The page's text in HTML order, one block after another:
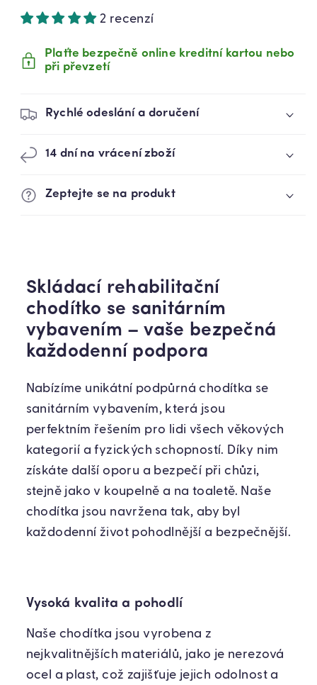
HYGIENICKÝM
(8440)
HYGIENICKÝM
(8440)
2 recenzí
Plaťte bezpečně online kreditní kartou nebo
při převzetí
Rychlé odeslání a doručení
14 dní na vrácení zboží
Zeptejte se na produkt
Skládací rehabilitační
chodítko se sanitárním
vybavením – vaše bezpečná
každodenní podpora
Nabízíme unikátní podpůrná chodítka se
sanitárním vybavením, která jsou
perfektním řešením pro lidi všech věkových
kategorií a fyzických schopností. Díky nim
získáte další oporu a bezpečí při chůzi,
stejně jako v koupelně a na toaletě. Naše
chodítka jsou navržena tak, aby byl
každodenní život pohodlnější a bezpečnější.
Vysoká kvalita a pohodlí
Naše chodítka jsou vyrobena z
nejkvalitnějších materiálů, jako je nerezová
ocel a plast, což zajišťuje jejich odolnost a